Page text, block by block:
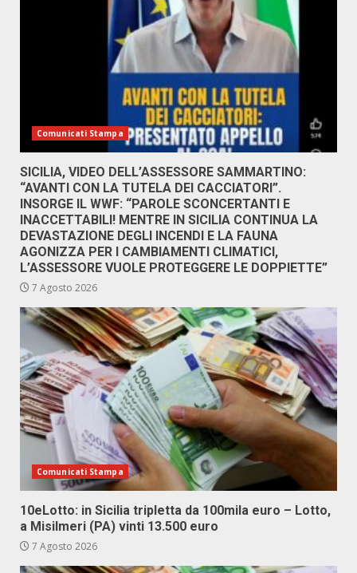
Comunicati Stampa
SICILIA, VIDEO DELL’ASSESSORE SAMMARTINO:
“AVANTI CON LA TUTELA DEI CACCIATORI”.
INSORGE IL WWF: “PAROLE SCONCERTANTI E
INACCETTABILI! MENTRE IN SICILIA CONTINUA LA
DEVASTAZIONE DEGLI INCENDI E LA FAUNA
AGONIZZA PER I CAMBIAMENTI CLIMATICI,
L’ASSESSORE VUOLE PROTEGGERE LE DOPPIETTE”
7 Agosto 2026
Comunicati Stampa
10eLotto: in Sicilia tripletta da 100mila euro – Lotto,
a Misilmeri (PA) vinti 13.500 euro
7 Agosto 2026